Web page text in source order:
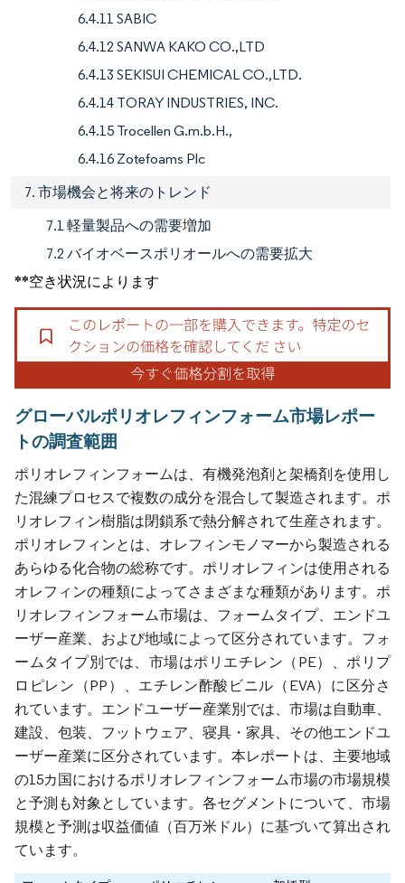
6.4.11 SABIC
6.4.12 SANWA KAKO CO.,LTD
6.4.13 SEKISUI CHEMICAL CO.,LTD.
6.4.14 TORAY INDUSTRIES, INC.
6.4.15 Trocellen G.m.b.H.,
6.4.16 Zotefoams Plc
7. 市場機会と将来のトレンド
7.1 軽量製品への需要増加
7.2 バイオベースポリオールへの需要拡大
**空き状況によります
グローバルポリオレフィンフォーム市場レポー
トの調査範囲
ポリオレフィンフォームは、有機発泡剤と架橋剤を使用し
た混練プロセスで複数の成分を混合して製造されます。ポ
リオレフィン樹脂は閉鎖系で熱分解されて生産されます。
ポリオレフィンとは、オレフィンモノマーから製造される
あらゆる化合物の総称です。ポリオレフィンは使用される
オレフィンの種類によってさまざまな種類があります。ポ
リオレフィンフォーム市場は、フォームタイプ、エンドユ
ーザー産業、および地域によって区分されています。フォ
ームタイプ別では、市場はポリエチレン（PE）、ポリプ
ロピレン（PP）、エチレン酢酸ビニル（EVA）に区分さ
れています。エンドユーザー産業別では、市場は自動車、
建設、包装、フットウェア、寝具・家具、その他エンドユ
ーザー産業に区分されています。本レポートは、主要地域
の15カ国におけるポリオレフィンフォーム市場の市場規模
と予測も対象としています。各セグメントについて、市場
規模と予測は収益価値（百万米ドル）に基づいて算出され
ています。